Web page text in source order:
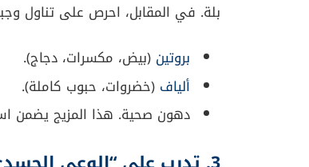
في عصرنا الرقمي.
فخ “الزومبي الرقمي”
في ظل انشغالنا الدائم بالهواتف
المعدة الأولية، ونستمر في العمل
العاطفة في الدماغ بالكامل.